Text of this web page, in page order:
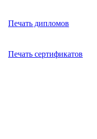
Печать дипломов
Печать сертификатов